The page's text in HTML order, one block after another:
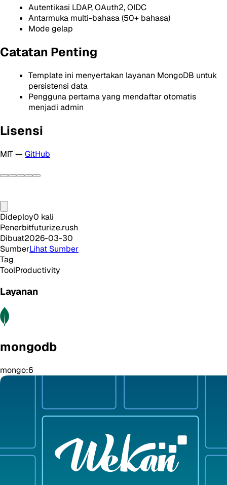
Autentikasi LDAP, OAuth2, OIDC
Antarmuka multi-bahasa (50+ bahasa)
Mode gelap
Catatan Penting
Template ini menyertakan layanan MongoDB untuk
persistensi data
Pengguna pertama yang mendaftar otomatis
menjadi admin
Lisensi
MIT — GitHub
Dideploy0 kali
Penerbitfuturize.rush
Dibuat2026-03-30
SumberLihat Sumber
Tag
ToolProductivity
Layanan
mongodb
mongo:6